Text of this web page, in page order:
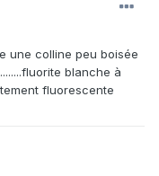
une colline peu boisée
blanche à
fluorescente